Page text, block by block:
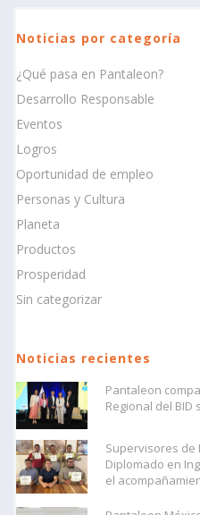
Noticias por categoría
¿Qué pasa en Pantaleon?
Desarrollo Responsable
Eventos
Logros
Oportunidad de empleo
Personas y Cultura
Planeta
Productos
Prosperidad
Sin categorizar
Noticias recientes
Pantaleon
Regional del
Supervisores de
Diplomado en
el